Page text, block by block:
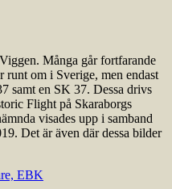
Många går fortfarande
runt om i Sverige, men endast
samt en SK 37. Dessa drivs
Flight på Skaraborgs
visades upp i samband
Det är även där dessa bilder